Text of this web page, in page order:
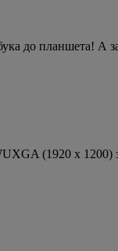
до планшета! А
(1920 x